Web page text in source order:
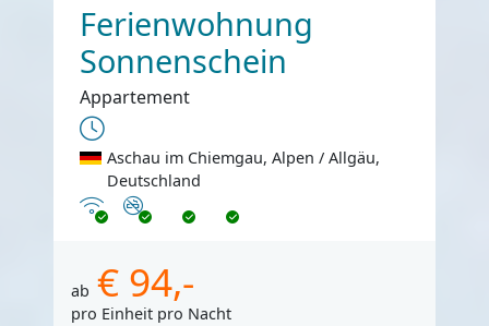
Ferienwohnung
Sonnenschein
Appartement
Aschau im Chiemgau, Alpen / Allgäu,
Deutschland
InternetNichtraucher
ab € 94,-
pro Einheit pro Nacht